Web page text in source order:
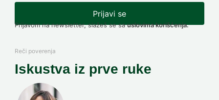
Prijavi se
Prijavom na newsletter, slažeš se sauslovima korišćenja.
Reči poverenja
Iskustva iz prve ruke